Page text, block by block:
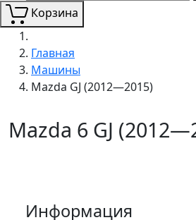
Корзина
Главная
Машины
Mazda GJ (2012—2015)
Mazda 6 GJ
Информация